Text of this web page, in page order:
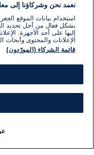
نعمد نحن وشركاؤنا إلى
استخدام بيانات الموقع
بشكل فعال من أجل تحديد
إليها على أحد الأجهزة.
الإعلانات والمحتوى
قائمة الشركاء (المورّدون)